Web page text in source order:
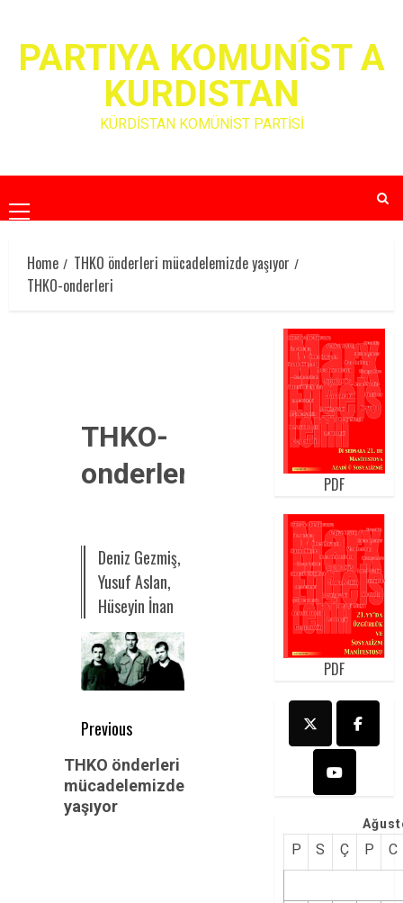
contentPARTIYA KOMUNÎST A
KURDISTAN
KÜRDİSTAN KOMÜNİST PARTİSİ
Primary
Menu
Home
THKO önderleri mücadelemizde yaşıyor
THKO-onderleri
THKO-
onderleri
Deniz Gezmiş,
Yusuf Aslan,
Hüseyin İnan
Post
navigation
Previous
Previous
post:
THKO önderleri
mücadelemizde
yaşıyor
PDF
PDF
P S Ç P C